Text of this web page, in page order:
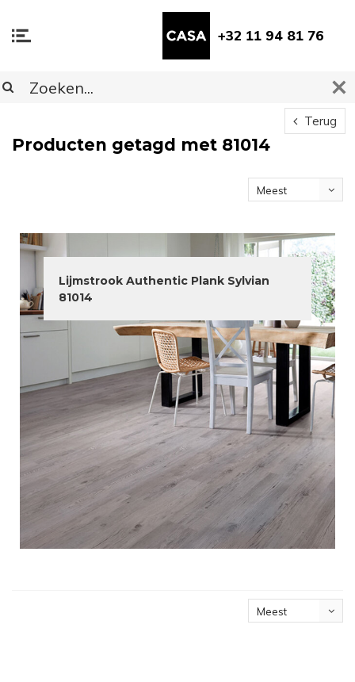
+32 11 94 81 76
Terug
Producten getagd met 81014
Meest
Lijmstrook Authentic Plank Sylvian
81014
Meest